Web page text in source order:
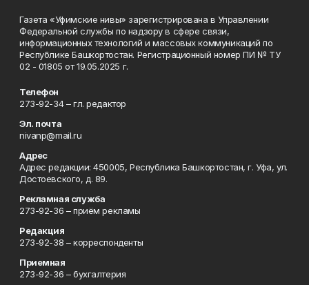
Газета «Уфимские нивы» зарегистрирована в Управлении
Федеральной службы по надзору в сфере связи,
информационных технологий и массовых коммуникаций по
Республике Башкортостан. Регистрационный номер ПИ № ТУ
02 - 01805 от 19.05.2025 г.
Телефон
273-92-34 – гл. редактор
Эл. почта
nivanp@mail.ru
Адрес
Адрес редакции: 450005, Республика Башкортостан, г. Уфа, ул.
Достоевского, д. 89.
Рекламная служба
273-92-36 – приём рекламы
Редакция
273-92-38 – корреспонденты
Приемная
273-92-36 – бухгалтерия